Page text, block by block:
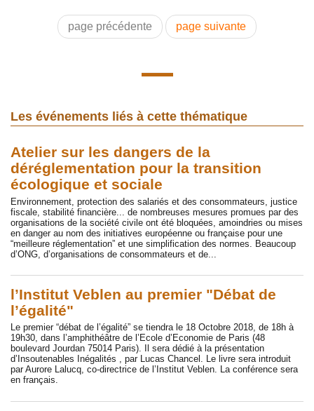
page précédente page suivante
Les événements liés à cette thématique
Atelier sur les dangers de la
déréglementation pour la transition
écologique et sociale
Environnement, protection des salariés et des consommateurs, justice
fiscale, stabilité financière... de nombreuses mesures promues par des
organisations de la société civile ont été bloquées, amoindries ou mises
en danger au nom des initiatives européenne ou française pour une
“meilleure réglementation” et une simplification des normes. Beaucoup
d’ONG, d’organisations de consommateurs et de...
l’Institut Veblen au premier "Débat de
l’égalité"
Le premier “débat de l’égalité” se tiendra le 18 Octobre 2018, de 18h à
19h30, dans l’amphithéâtre de l’Ecole d’Economie de Paris (48
boulevard Jourdan 75014 Paris). Il sera dédié à la présentation
d’Insoutenables Inégalités , par Lucas Chancel. Le livre sera introduit
par Aurore Lalucq, co-directrice de l’Institut Veblen. La conférence sera
en français.